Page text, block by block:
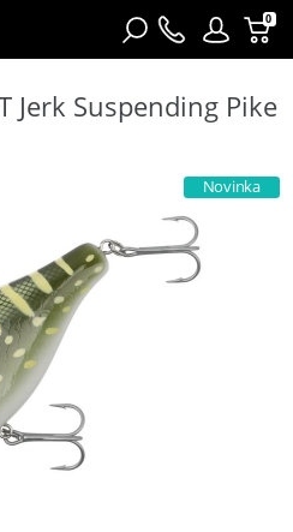
0
Jerk Suspending Pike
Novinka